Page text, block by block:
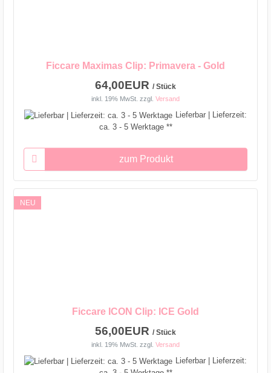
Ficcare Maximas Clip: Primavera - Gold
64,00EUR / Stück
inkl. 19% MwSt. zzgl. Versand
Lieferbar | Lieferzeit:
ca. 3 - 5 Werktage **
zum Produkt
NEU
Ficcare ICON Clip: ICE Gold
56,00EUR / Stück
inkl. 19% MwSt. zzgl. Versand
Lieferbar | Lieferzeit: